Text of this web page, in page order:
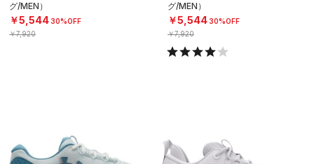
グ/MEN）
￥5,54430%OFF
￥7,920
グ/MEN）
￥5,54430%OFF
￥7,920